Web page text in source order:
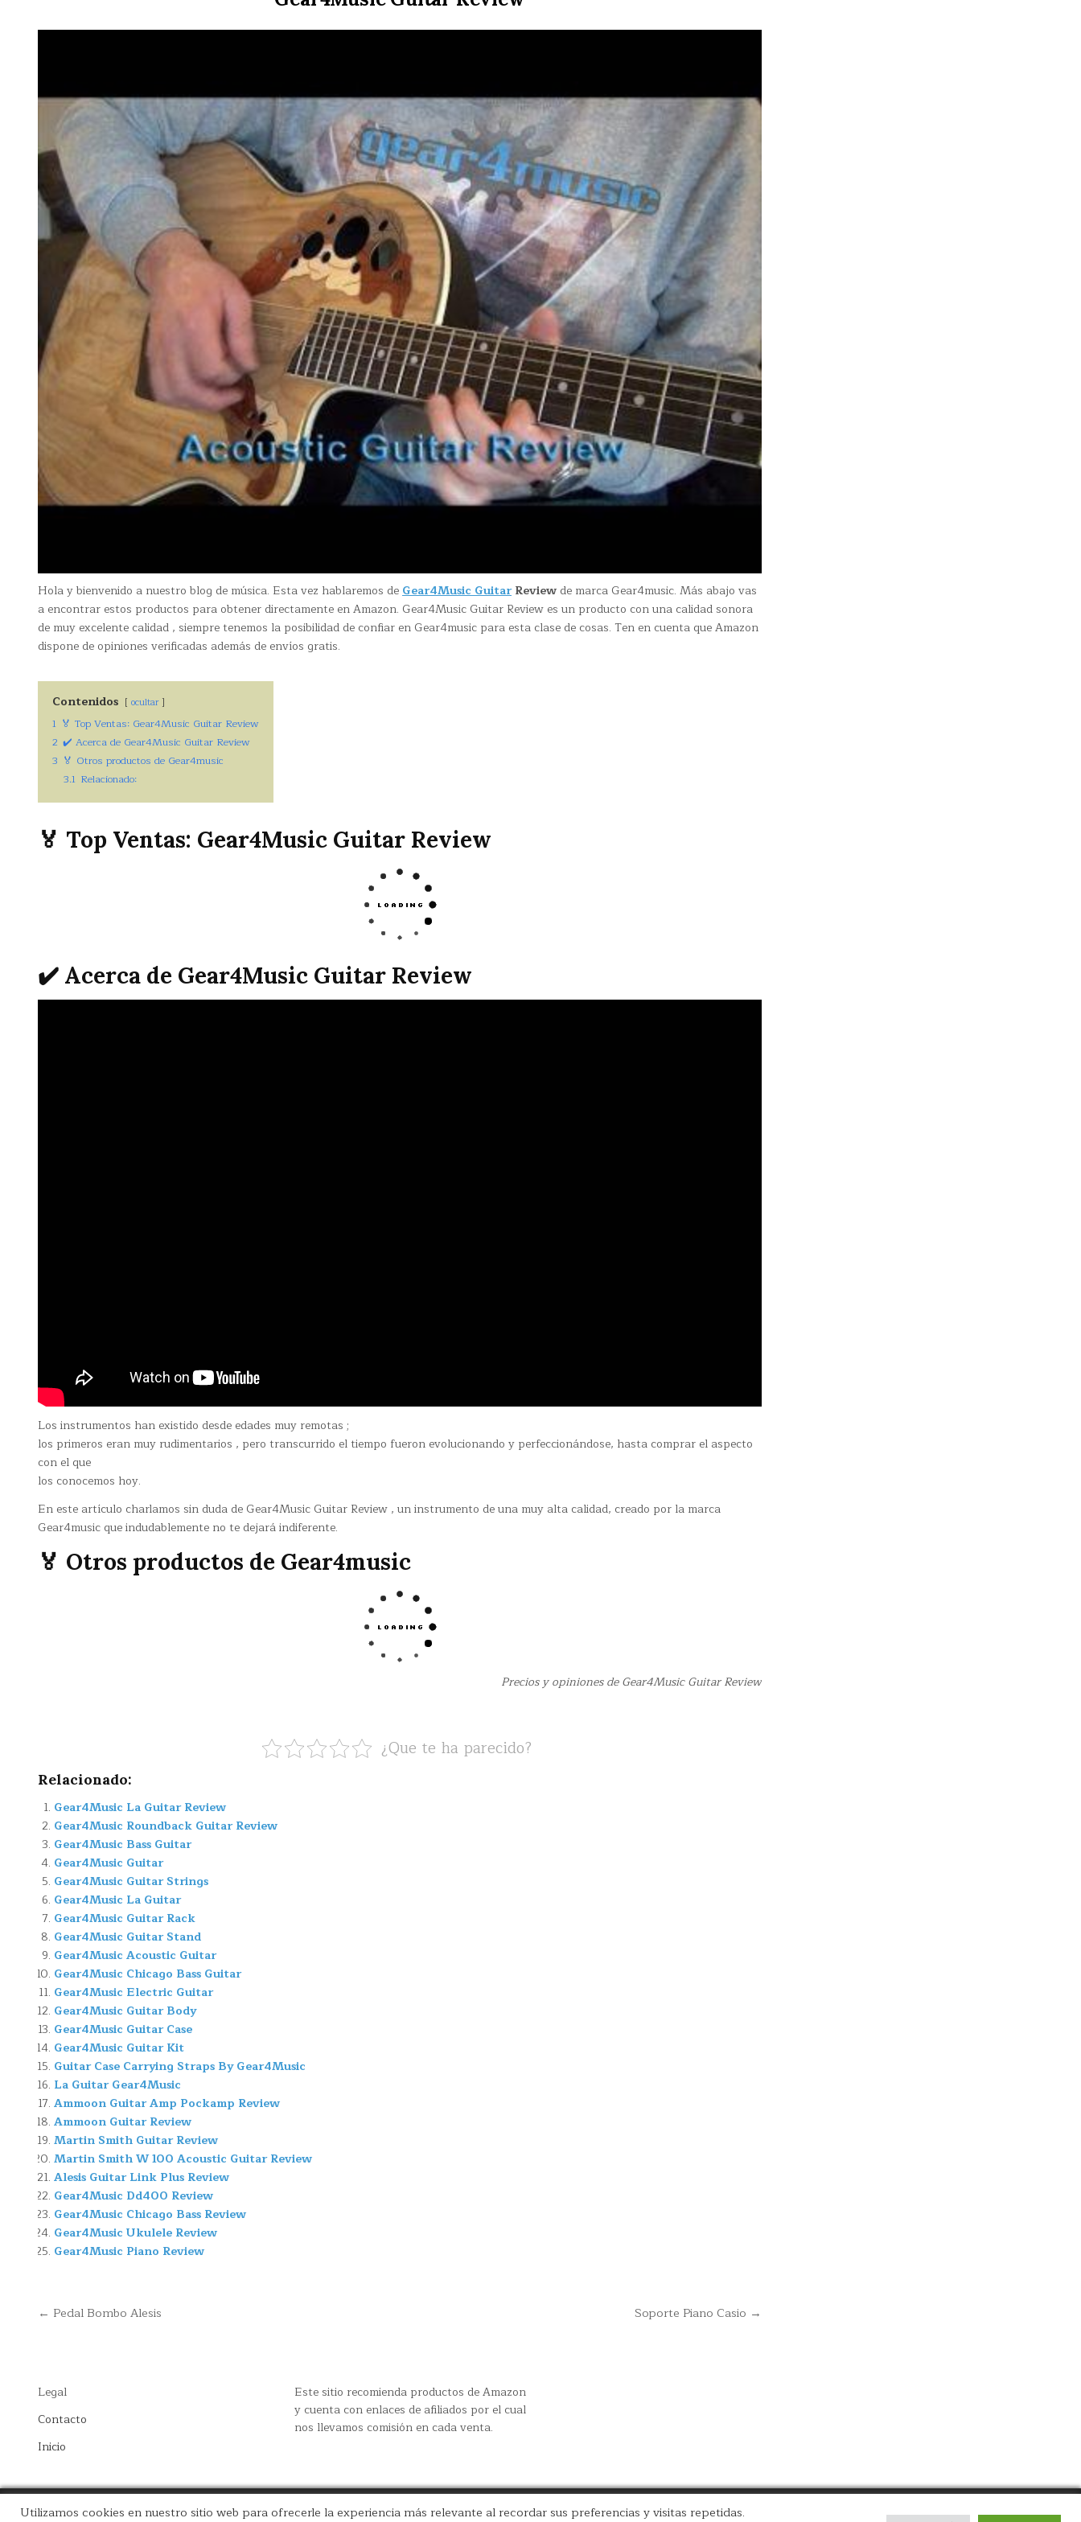
Hola y bienvenido a nuestro blog de música. Esta vez hablaremos deGear4Music GuitarReview de marca Gear4music. Más abajo vas
a encontrar estos productos para obtener directamente en Amazon. Gear4Music Guitar Review es un producto con una calidad sonora
de muy excelente calidad , siempre tenemos la posibilidad de confiar en Gear4music para esta clase de cosas. Ten en cuenta que Amazon
dispone de opiniones verificadas además de envíos gratis.
Contenidos ocultar
1 🏅 Top Ventas: Gear4Music Guitar Review
2 ✔️ Acerca de Gear4Music Guitar Review
3 🏅 Otros productos de Gear4music
3.1 Relacionado:
🏅 Top Ventas: Gear4Music Guitar Review
✔️ Acerca de Gear4Music Guitar Review
Los instrumentos han existido desde edades muy remotas ;
los primeros eran muy rudimentarios , pero transcurrido el tiempo fueron evolucionando y perfeccionándose, hasta comprar el aspecto
con el que
los conocemos hoy.
En este artículo charlamos sin duda de Gear4Music Guitar Review , un instrumento de una muy alta calidad, creado por la marca
Gear4music que indudablemente no te dejará indiferente.
🏅 Otros productos de Gear4music
Precios y opiniones de Gear4Music Guitar Review
¿Que te ha parecido?
Relacionado:
Gear4Music La Guitar Review
Gear4Music Roundback Guitar Review
Gear4Music Bass Guitar
Gear4Music Guitar
Gear4Music Guitar Strings
Gear4Music La Guitar
Gear4Music Guitar Rack
Gear4Music Guitar Stand
Gear4Music Acoustic Guitar
Gear4Music Chicago Bass Guitar
Gear4Music Electric Guitar
Gear4Music Guitar Body
Gear4Music Guitar Case
Gear4Music Guitar Kit
Guitar Case Carrying Straps By Gear4Music
La Guitar Gear4Music
Ammoon Guitar Amp Pockamp Review
Ammoon Guitar Review
Martin Smith Guitar Review
Martin Smith W 100 Acoustic Guitar Review
Alesis Guitar Link Plus Review
Gear4Music Dd400 Review
Gear4Music Chicago Bass Review
Gear4Music Ukulele Review
Gear4Music Piano Review
Navegación Soporte Piano Casio →
← Pedal Bombo Alesis
Legal
Contacto
Inicio
Este sitio recomienda productos de Amazon
y cuenta con enlaces de afiliados por el cual
nos llevamos comisión en cada venta.
Copyright © 2026
Utilizamos cookies en nuestro sitio web para ofrecerle la experiencia más relevante al recordar sus preferencias y visitas repetidas.